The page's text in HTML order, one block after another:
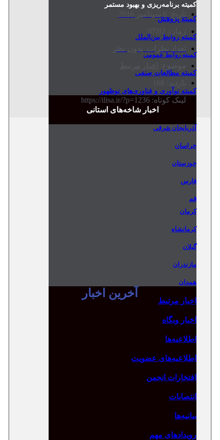
کمیته برنامه‌ریزی و بهبود مستمر
کمیته پژوهش
کمیته روابط بین‌الملل
کمیته روابط عمومی
کمیته مطالعات صنفی
کمیته نوآوری و فناوری‌های نوظهور
اخبار شاخه‌های استانی
آذربایجان شرقی
خراسان
خوزستان
فارس
قم
کرمان
کرمانشاه
گیلان
مازندران
همدان
اخبار مرتبط
اخبار وبگاه
اطلاعیه‌ها
اطلاعیه‌های عضویت
افتخارات انجمن
انتصابات
بیانیه‌ها
رویدادهای مهم
لینک کوتاه: https://ilisa.ir/?p=1236
آخرین اخبار